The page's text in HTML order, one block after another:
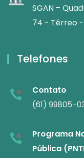
SGAN –
74 - Térreo -
Telefones
Contato
(61) 99805-
Programa
Pública